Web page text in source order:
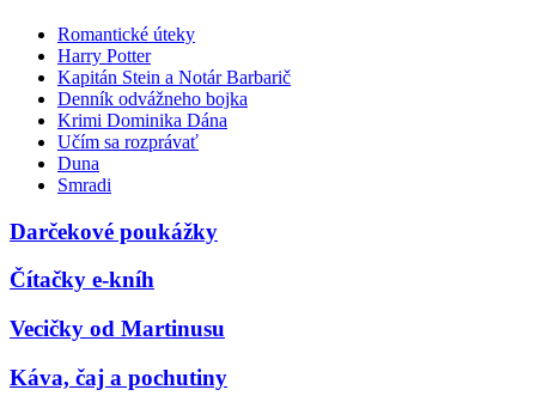
Romantické úteky
Harry Potter
Kapitán Stein a Notár Barbarič
Denník odvážneho bojka
Krimi Dominika Dána
Učím sa rozprávať
Duna
Smradi
Darčekové poukážky
Čítačky e-kníh
Vecičky od Martinusu
Káva, čaj a pochutiny